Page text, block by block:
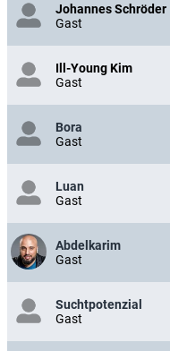
Johannes Schröder
Gast
Ill-Young Kim
Gast
Bora
Gast
Luan
Gast
Abdelkarim
Gast
Suchtpotenzial
Gast